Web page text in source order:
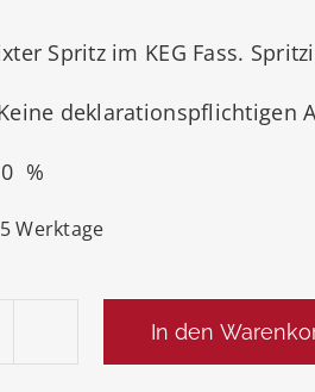
Spritz im KEG Fass.
deklarationspflichtigen
%
Werktage
In den